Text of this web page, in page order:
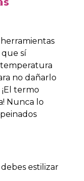
que sí
no dañarlo
termo
Nunca lo
estilizar